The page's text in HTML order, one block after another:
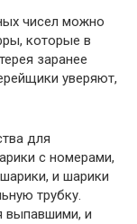
чисел можно
которые в
заранее
уверяют,
для
с номерами,
и шарики
трубку.
выпавшими, и